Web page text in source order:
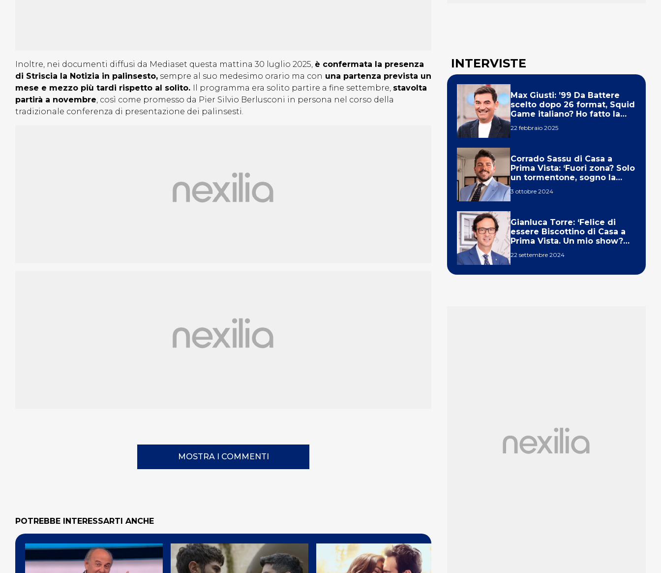
Inoltre, nei documenti diffusi da Mediaset questa mattina 30 luglio 2025, è confermata la presenza
di Striscia la Notizia in palinsesto, sempre al suo medesimo orario ma con una partenza prevista un
mese e mezzo più tardi rispetto al solito. Il programma era solito partire a fine settembre, stavolta
partirà a novembre, così come promesso da Pier Silvio Berlusconi in persona nel corso della
tradizionale conferenza di presentazione dei palinsesti.
MOSTRA I COMMENTI
POTREBBE INTERESSARTI ANCHE
INTERVISTE
Max Giusti: ’99 Da Battere
scelto dopo 26 format, Squid
Game italiano? Ho fatto la
22 febbraio 2025
Corrado Sassu di Casa a
Prima Vista: ‘Fuori zona? Solo
un tormentone, sogno la
3 ottobre 2024
Gianluca Torre: ‘Felice di
essere Biscottino di Casa a
Prima Vista. Un mio show?
22 settembre 2024